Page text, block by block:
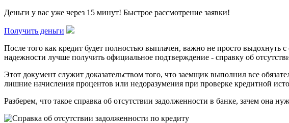
Деньги у вас уже через 15 минут! Быстрое рассмотрение заявки!
Получить деньги
После того как кредит будет полностью выплачен, важно не просто выдохнуть
надежности лучше получить официальное подтверждение - справку об
Этот документ служит доказательством того, что заемщик выполнил все
лишние начисления процентов или недоразумения при проверке кредитной
Разберем, что такое справка об отсутствии задолженности в банке, зачем она